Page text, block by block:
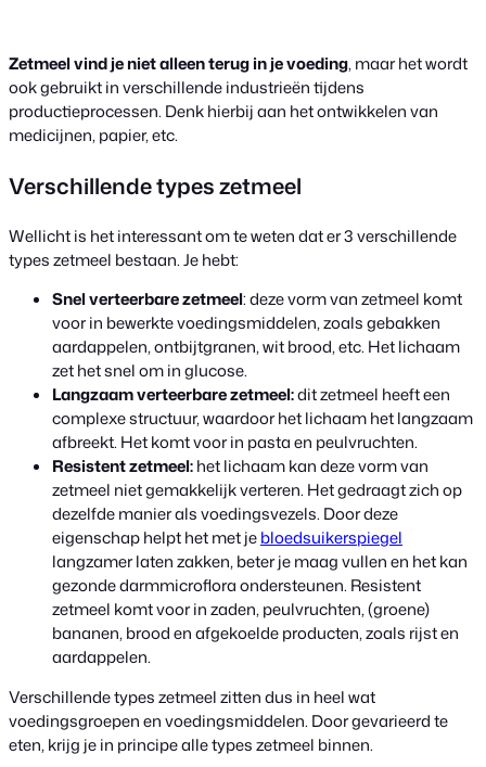
Zetmeel vind je niet alleen terug in je voeding, maar het wordt
ook gebruikt in verschillende industrieën tijdens
productieprocessen. Denk hierbij aan het ontwikkelen van
medicijnen, papier, etc.
Verschillende types zetmeel
Wellicht is het interessant om te weten dat er 3 verschillende
types zetmeel bestaan. Je hebt:
Snel verteerbare zetmeel: deze vorm van zetmeel komt
voor in bewerkte voedingsmiddelen, zoals gebakken
aardappelen, ontbijtgranen, wit brood, etc. Het lichaam
zet het snel om in glucose.
Langzaam verteerbare zetmeel:dit zetmeel heeft een
complexe structuur, waardoor het lichaam het langzaam
afbreekt. Het komt voor in pasta en peulvruchten.
Resistent zetmeel:het lichaam kan deze vorm van
zetmeel niet gemakkelijk verteren. Het gedraagt zich op
dezelfde manier als voedingsvezels. Door deze
eigenschap helpt het met jebloedsuikerspiegel
langzamer laten zakken, beter je maag vullen en het kan
gezonde darmmicroflora ondersteunen. Resistent
zetmeel komt voor in zaden, peulvruchten, (groene)
bananen, brood en afgekoelde producten, zoals rijst en
aardappelen.
Verschillende types zetmeel zitten dus in heel wat
voedingsgroepen en voedingsmiddelen. Door gevarieerd te
eten, krijg je in principe alle types zetmeel binnen.